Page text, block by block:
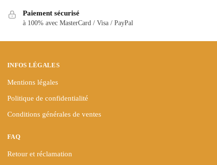
choisiesPaiement sécurisé
à 100% avec MasterCard / Visa / PayPal
INFOS LÉGALES
Mentions légales
Politique de confidentialité
Conditions générales de ventes
FAQ
Retour et réclamation